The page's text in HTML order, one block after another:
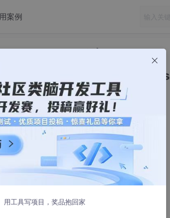
案例
system based on deep learning》
tracking counting sys
》
用工具写项目，奖品抱回家